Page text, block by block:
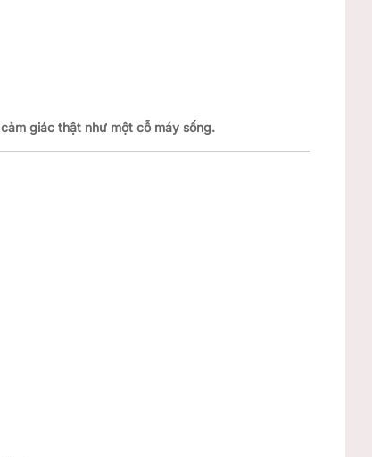
cảm giác thật như một cỗ máy sống.